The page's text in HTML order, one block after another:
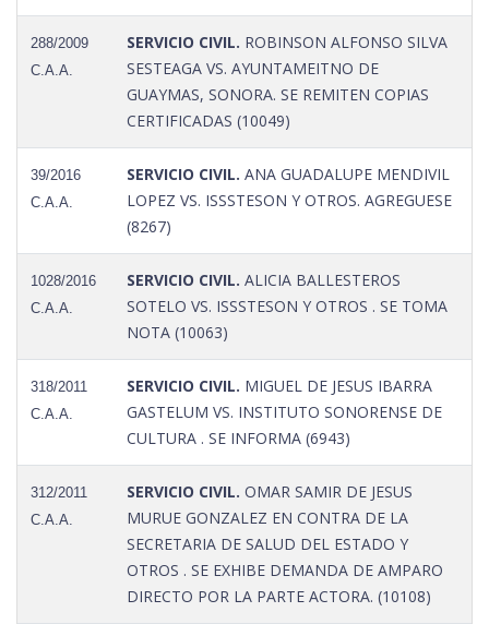
288/2009
C.A.A.
SERVICIO CIVIL. ROBINSON ALFONSO SILVA
SESTEAGA VS. AYUNTAMEITNO DE
GUAYMAS, SONORA. SE REMITEN COPIAS
CERTIFICADAS (10049)
39/2016
C.A.A.
SERVICIO CIVIL. ANA GUADALUPE MENDIVIL
LOPEZ VS. ISSSTESON Y OTROS. AGREGUESE
(8267)
1028/2016
C.A.A.
SERVICIO CIVIL. ALICIA BALLESTEROS
SOTELO VS. ISSSTESON Y OTROS . SE TOMA
NOTA (10063)
318/2011
C.A.A.
SERVICIO CIVIL. MIGUEL DE JESUS IBARRA
GASTELUM VS. INSTITUTO SONORENSE DE
CULTURA . SE INFORMA (6943)
312/2011
C.A.A.
SERVICIO CIVIL. OMAR SAMIR DE JESUS
MURUE GONZALEZ EN CONTRA DE LA
SECRETARIA DE SALUD DEL ESTADO Y
OTROS . SE EXHIBE DEMANDA DE AMPARO
DIRECTO POR LA PARTE ACTORA. (10108)